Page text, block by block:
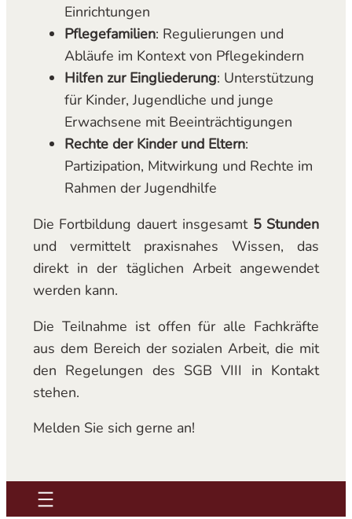
Einrichtungen
Pflegefamilien: Regulierungen und
Abläufe im Kontext von Pflegekindern
Hilfen zur Eingliederung: Unterstützung
für Kinder, Jugendliche und junge
Erwachsene mit Beeinträchtigungen
Rechte der Kinder und Eltern:
Partizipation, Mitwirkung und Rechte im
Rahmen der Jugendhilfe
Die Fortbildung dauert insgesamt 5 Stunden
und vermittelt praxisnahes Wissen, das
direkt in der täglichen Arbeit angewendet
werden kann.
Die Teilnahme ist offen für alle Fachkräfte
aus dem Bereich der sozialen Arbeit, die mit
den Regelungen des SGB VIII in Kontakt
stehen.
Melden Sie sich gerne an!